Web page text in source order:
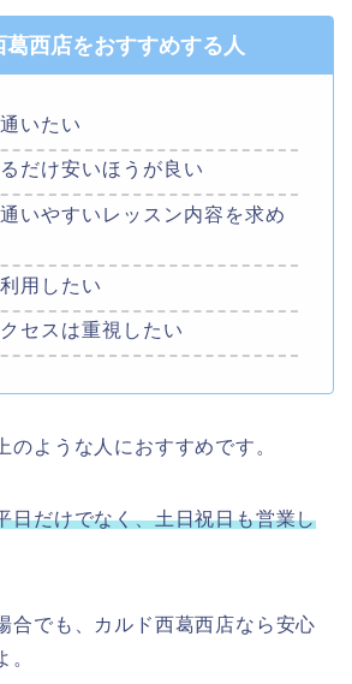
葛西店をおすすめする人
いたい
だけ安いほうが良い
いやすいレッスン内容を求め
用したい
セスは重視したい
のような人におすすめです。
日だけでなく、土日祝日も営業し
合でも、カルド西葛西店なら安心
。